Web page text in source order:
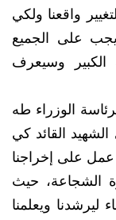
واقعنا ولكي
على الجميع
الكبير وسيعرف
الوزراء طه
القائد كي
عمل على إخراجنا
الشجاعة، حيث
ويعلمنا